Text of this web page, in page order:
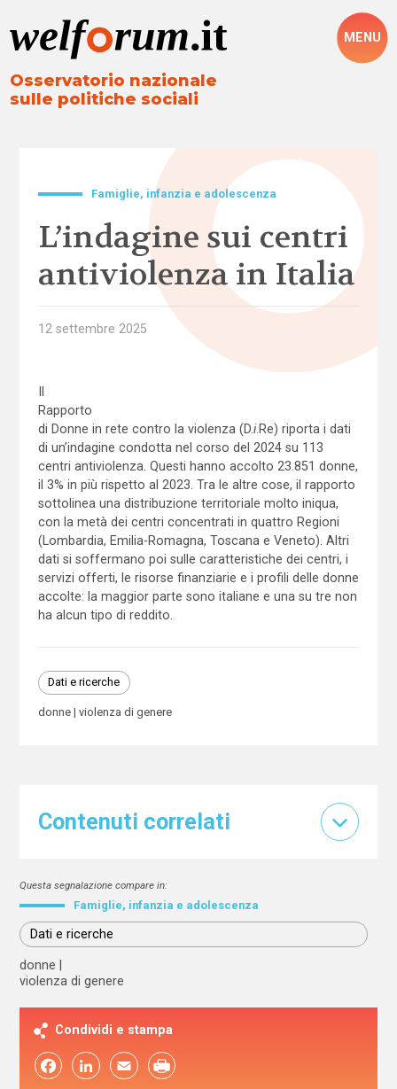
Osservatorio nazionale
sulle politiche sociali
MENU
Famiglie, infanzia e adolescenza
L’indagine sui centri
antiviolenza in Italia
12 settembre 2025
Rapporto
di Donne in rete contro la violenza (D.i.Re) riporta i dati
di un’indagine condotta nel corso del 2024 su 113
centri antiviolenza. Questi hanno accolto 23.851 donne,
il 3% in più rispetto al 2023. Tra le altre cose, il rapporto
sottolinea una distribuzione territoriale molto iniqua,
con la metà dei centri concentrati in quattro Regioni
(Lombardia, Emilia-Romagna, Toscana e Veneto). Altri
dati si soffermano poi sulle caratteristiche dei centri, i
servizi offerti, le risorse finanziarie e i profili delle donne
accolte: la maggior parte sono italiane e una su tre non
ha alcun tipo di reddito.
Dati e ricerche
donne violenza di genere
Contenuti correlati
Questa segnalazione compare in:
Famiglie, infanzia e adolescenza
Dati e ricerche
donne
violenza di genere
Condividi e stampa
FacebookLinkedIn Email